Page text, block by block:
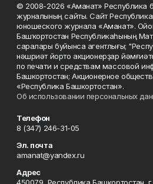
© 2008-2026 «Аманат» Республика
журналының сайты. Сайт
юношеского журнала «Аманат».
Башҡортостан Республикаһының
саралары буйынса агентлығы;
нәшриәт йорто акционерҙар
по печати и средствам массовой
Башкортостан; Акционерное
«Республика Башкортостан».
Об использовании персональных
Телефон
8 (347) 246-31-05
Эл. почта
amanat@yandex.ru
Адрес